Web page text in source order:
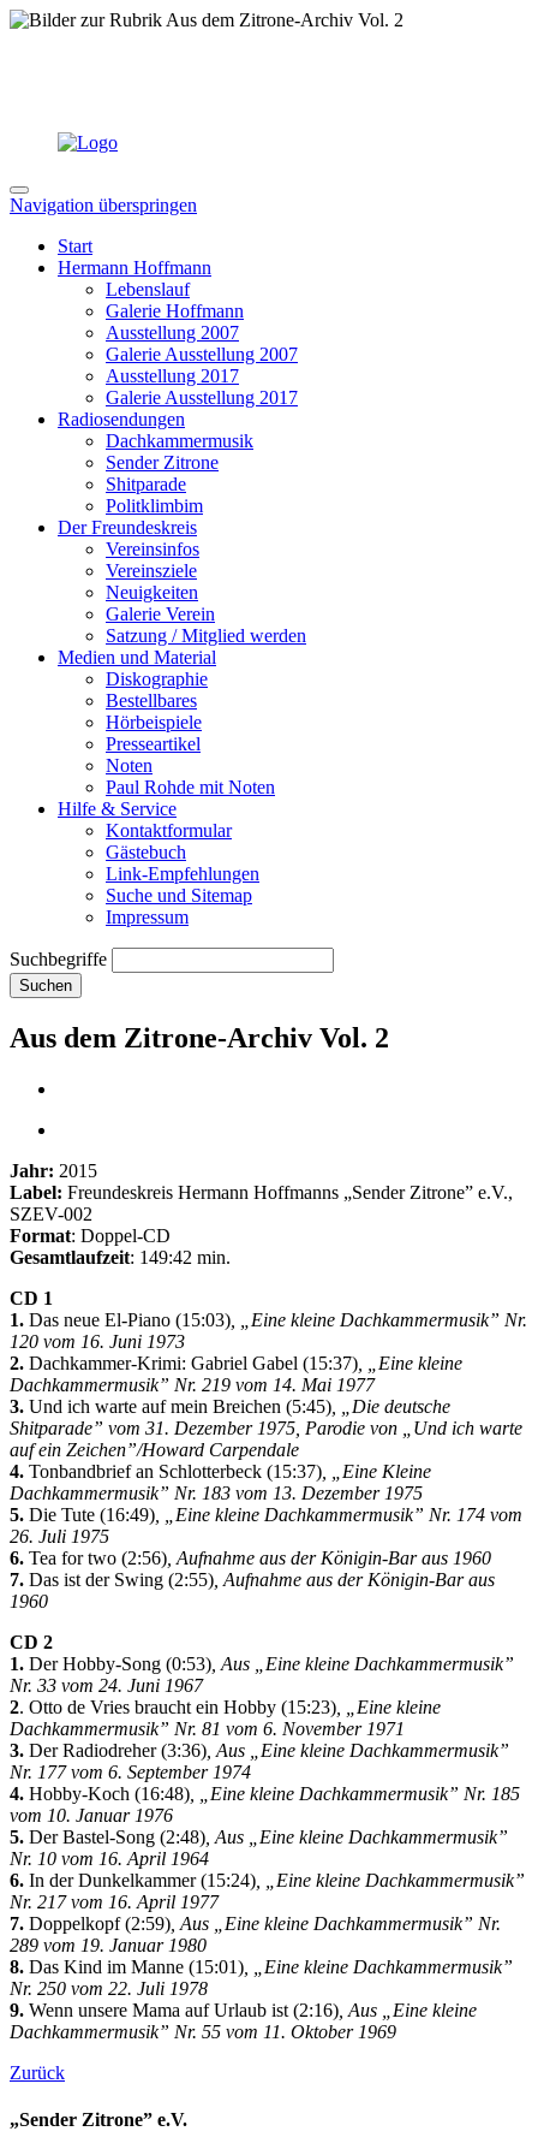
Navigation überspringen
Start
Hermann Hoffmann
Lebenslauf
Galerie Hoffmann
Ausstellung 2007
Galerie Ausstellung 2007
Ausstellung 2017
Galerie Ausstellung 2017
Radiosendungen
Dachkammermusik
Sender Zitrone
Shitparade
Politklimbim
Der Freundeskreis
Vereinsinfos
Vereinsziele
Neuigkeiten
Galerie Verein
Satzung / Mitglied werden
Medien und Material
Diskographie
Bestellbares
Hörbeispiele
Presseartikel
Noten
Paul Rohde mit Noten
Hilfe & Service
Kontaktformular
Gästebuch
Link-Empfehlungen
Suche und Sitemap
Impressum
Suchbegriffe
Suchen
Aus dem Zitrone-Archiv Vol. 2
Jahr: 2015
Label: Freundeskreis Hermann Hoffmanns „Sender Zitrone” e.V.,
SZEV-002
Format: Doppel-CD
Gesamtlaufzeit: 149:42 min.
CD 1
1. Das neue El-Piano (15:03) , „Eine kleine Dachkammermusik” Nr.
120 vom 16. Juni 1973
2. Dachkammer-Krimi: Gabriel Gabel (15:37) , „Eine kleine
Dachkammermusik” Nr. 219 vom 14. Mai 1977
3. Und ich warte auf mein Breichen (5:45) , „Die deutsche
Shitparade” vom 31. Dezember 1975, Parodie von „Und ich warte
auf ein Zeichen”/Howard Carpendale
4. Tonbandbrief an Schlotterbeck (15:37) , „Eine Kleine
Dachkammermusik” Nr. 183 vom 13. Dezember 1975
5. Die Tute (16:49) , „Eine kleine Dachkammermusik” Nr. 174 vom
26. Juli 1975
6. Tea for two (2:56) , Aufnahme aus der Königin-Bar aus 1960
7. Das ist der Swing (2:55) , Aufnahme aus der Königin-Bar aus
1960
CD 2
1. Der Hobby-Song (0:53) , Aus „Eine kleine Dachkammermusik”
Nr. 33 vom 24. Juni 1967
2. Otto de Vries braucht ein Hobby (15:23) , „Eine kleine
Dachkammermusik” Nr. 81 vom 6. November 1971
3. Der Radiodreher (3:36) , Aus „Eine kleine Dachkammermusik”
Nr. 177 vom 6. September 1974
4. Hobby-Koch (16:48) , „Eine kleine Dachkammermusik” Nr. 185
vom 10. Januar 1976
5. Der Bastel-Song (2:48) , Aus „Eine kleine Dachkammermusik”
Nr. 10 vom 16. April 1964
6. In der Dunkelkammer (15:24) , „Eine kleine Dachkammermusik”
Nr. 217 vom 16. April 1977
7. Doppelkopf (2:59) , Aus „Eine kleine Dachkammermusik” Nr.
289 vom 19. Januar 1980
8. Das Kind im Manne (15:01) , „Eine kleine Dachkammermusik”
Nr. 250 vom 22. Juli 1978
9. Wenn unsere Mama auf Urlaub ist (2:16) , Aus „Eine kleine
Dachkammermusik” Nr. 55 vom 11. Oktober 1969
Zurück
„Sender Zitrone” e.V.